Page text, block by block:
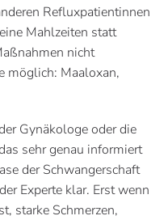
Refluxpatientinnen
Mahlzeiten statt
nicht
möglich: Maaloxan,
Gynäkologe oder die
sehr genau informiert
der Schwangerschaft
Experte klar. Erst wenn
starke Schmerzen,